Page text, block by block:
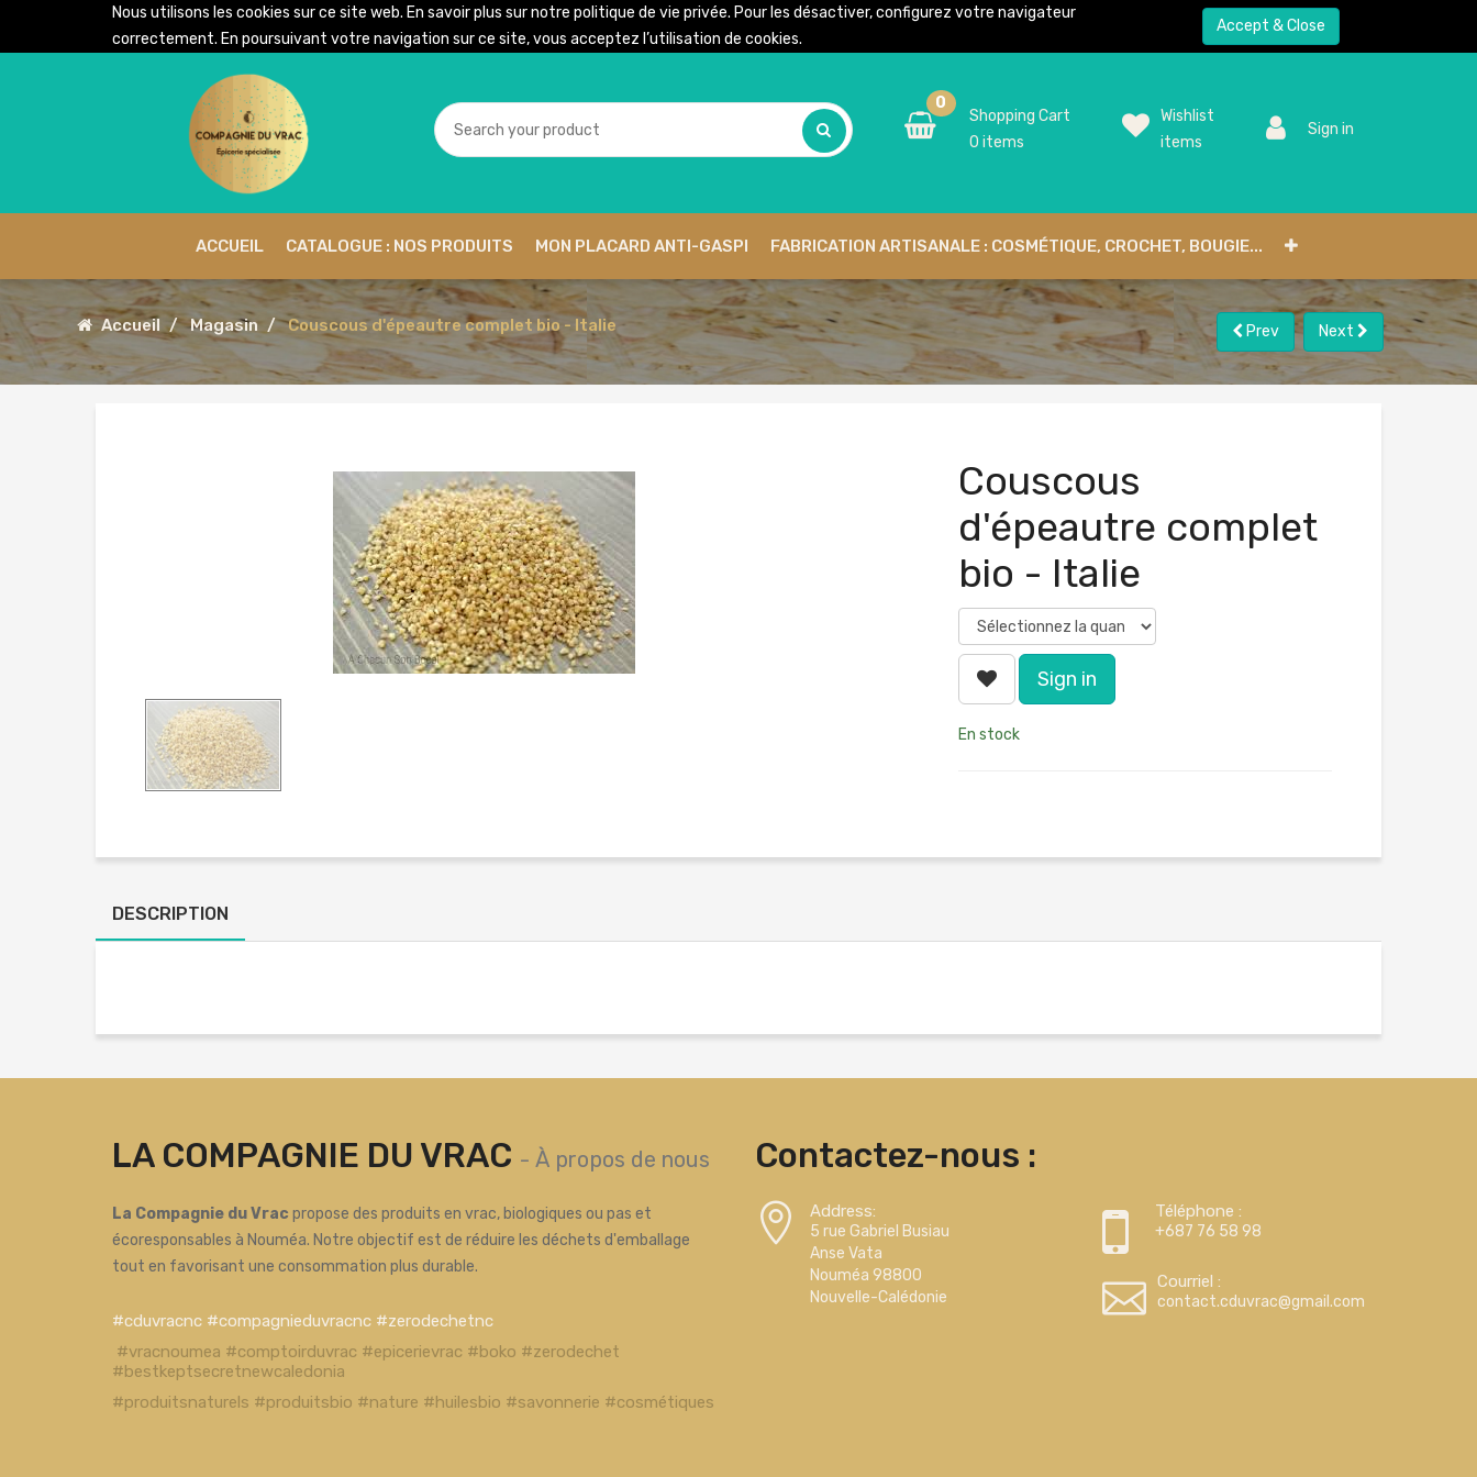
Nous utilisons les cookies sur ce site web. En savoir plus sur notre politique de vie privée. Pour les désactiver, configurez votre navigateur
correctement. En poursuivant votre navigation sur ce site, vous acceptez l’utilisation de cookies.
Accept & Close
0
Shopping Cart
0 items
Wishlist
items
Sign in
ACCUEIL CATALOGUE : NOS PRODUITS MON PLACARD ANTI-GASPI FABRICATION ARTISANALE : COSMÉTIQUE, CROCHET, BOUGIE...
Accueil Magasin Couscous d'épeautre complet bio - Italie Prev Next
Couscous
d'épeautre complet
bio - Italie
Sign in
En stock
DESCRIPTION
LA COMPAGNIE DU VRAC - À propos de nous
La Compagnie du Vrac propose des produits en vrac, biologiques ou pas et
écoresponsables à Nouméa. Notre objectif est de réduire les déchets d'emballage
tout en favorisant une consommation plus durable.
#cduvracnc #compagnieduvracnc #zerodechetnc
#vracnoumea #comptoirduvrac #epicerievrac #boko #zerodechet
#bestkeptsecretnewcaledonia
#produitsnaturels #produitsbio #nature #huilesbio #savonnerie #cosmétiques
Contactez-nous :
Address:
5 rue Gabriel Busiau
Anse Vata
Nouméa 98800
Nouvelle-Calédonie
Téléphone :
+687 76 58 98
Courriel :
contact.cduvrac@gmail.com